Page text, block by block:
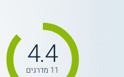
4.4
11 מדרגים